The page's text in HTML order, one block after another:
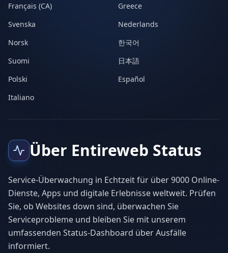
Français (CA)
Greece
Svenska
Nederlands
Norsk
한국어
Suomi
日本語
Polski
Español
Italiano
Über Entireweb Status
Service-Überwachung in Echtzeit für über 9000 Online-
Dienste, Apps und digitale Erlebnisse weltweit. Prüfen
Sie, ob Websites down sind, überwachen Sie
Serviceprobleme und bleiben Sie mit unserem
umfassenden Status-Dashboard über Ausfälle
informiert.